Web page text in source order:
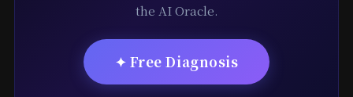
the AI Oracle.
✦ Free Diagnosis